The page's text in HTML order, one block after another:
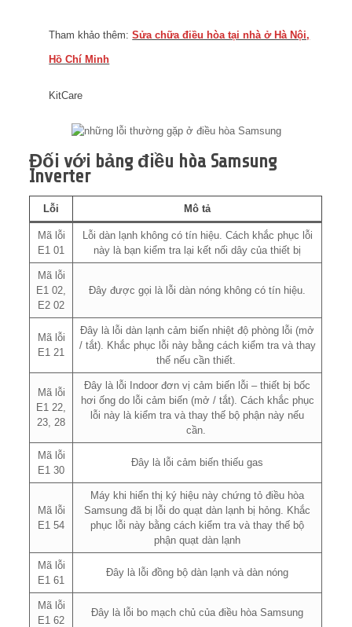
Tham khảo thêm:Sửa chữa điều hòa tại nhà ở Hà Nội,
Hồ Chí Minh
KitCare
Đối với bảng điều hòa Samsung
Inverter
Lỗi Mô tả
Mã lỗi
E1 01
Lỗi dàn lạnh không có tín hiệu. Cách khắc phục lỗi
này là bạn kiểm tra lại kết nối dây của thiết bị
Mã lỗi
E1 02,
E2 02
Đây được gọi là lỗi dàn nóng không có tín hiệu.
Mã lỗi
E1 21
Đây là lỗi dàn lạnh cảm biến nhiệt độ phòng lỗi (mở
/ tắt). Khắc phục lỗi này bằng cách kiểm tra và thay
thế nếu cần thiết.
Mã lỗi
E1 22,
23, 28
Đây là lỗi Indoor đơn vị cảm biến lỗi – thiết bị bốc
hơi ống do lỗi cảm biến (mở / tắt). Cách khắc phục
lỗi này là kiểm tra và thay thế bộ phận này nếu
cần.
Mã lỗi
E1 30
Đây là lỗi cảm biến thiếu gas
Mã lỗi
E1 54
Máy khi hiển thị ký hiệu này chứng tỏ điều hòa
Samsung đã bị lỗi do quạt dàn lạnh bị hỏng. Khắc
phục lỗi này bằng cách kiểm tra và thay thế bộ
phận quạt dàn lạnh
Mã lỗi
E1 61
Đây là lỗi đồng bộ dàn lạnh và dàn nóng
Mã lỗi
E1 62
Đây là lỗi bo mạch chủ của điều hòa Samsung